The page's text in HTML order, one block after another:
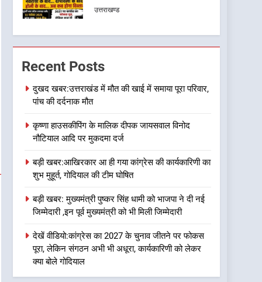
लेकिन संगठन अभी भी अधूरा,
गोदियाल
उत्तराखण्ड
6
कांग्रेस का 2027 के चुनाव
जीतने पर फोकस पूरा, लेकिन
संगठन अभी भी अधूरा
7
भाजपा के बड़े फैसले
उत्तराखण्ड
8
ऑरेंज अलर्ट के बीच डीएम का बड़ा
फैसला, कल देहरादून में स्कूल बंद
उत्तराखण्ड
1
दुखद खबर:उत्तराखंड में मौत की
उत्तराखण्ड
Recent Posts
दुखद खबर:उत्तराखंड में मौत की खाई में समाया पूरा परिवार,
पांच की दर्दनाक मौत
कृष्णा हाउसकीपिंग के मालिक दीपक जायसवाल विनोद
नौटियाल आदि पर मुकदमा दर्ज
बड़ी खबर:आखिरकार आ ही गया कांग्रेस की कार्यकारिणी का
शुभ मुहूर्त, गोदियाल की टीम घोषित
बड़ी खबर: मुख्यमंत्री पुष्कर सिंह धामी को भाजपा ने दी नई
जिम्मेदारी ,इन पूर्व मुख्यमंत्री को भी मिली जिम्मेदारी
देखें वीडियो:कांग्रेस का 2027 के चुनाव जीतने पर फोकस
पूरा, लेकिन संगठन अभी भी अधूरा, कार्यकारिणी को लेकर
क्या बोले गोदियाल